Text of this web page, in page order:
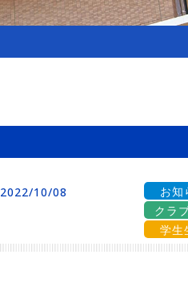
2022/10/08
お知
クラ
学生